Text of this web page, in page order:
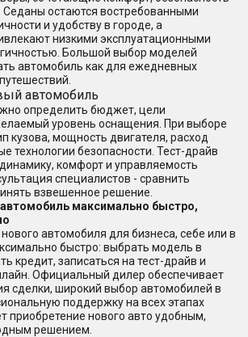
Седаны остаются востребованными
и удобству в городе, а
низкими эксплуатационными
Большой выбор моделей
автомобиль как для ежедневных
автомобиль
определить бюджет, цели
уровень оснащения. При выборе
кузова, мощность двигателя, расход
технологии безопасности. Тест-драйв
комфорт и управляемость
специалистов - сравнить
взвешенное решение.
автомобиль максимально быстро,
автомобиля для бизнеса, себе или в
быстро: выбрать модель в
кредит, записаться на тест-драйв и
Официальный дилер обеспечивает
сделки, широкий выбор автомобилей в
поддержку на всех этапах
приобретение нового авто удобным,
решением.